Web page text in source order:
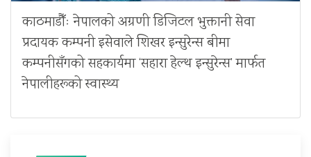
काठमाडौँः नेपालको अग्रणी डिजिटल भुक्तानी सेवा
प्रदायक कम्पनी इसेवाले शिखर इन्सुरेन्स बीमा
कम्पनीसँगको सहकार्यमा ‘सहारा हेल्थ इन्सुरेन्स’ मार्फत
नेपालीहरूको स्वास्थ्य